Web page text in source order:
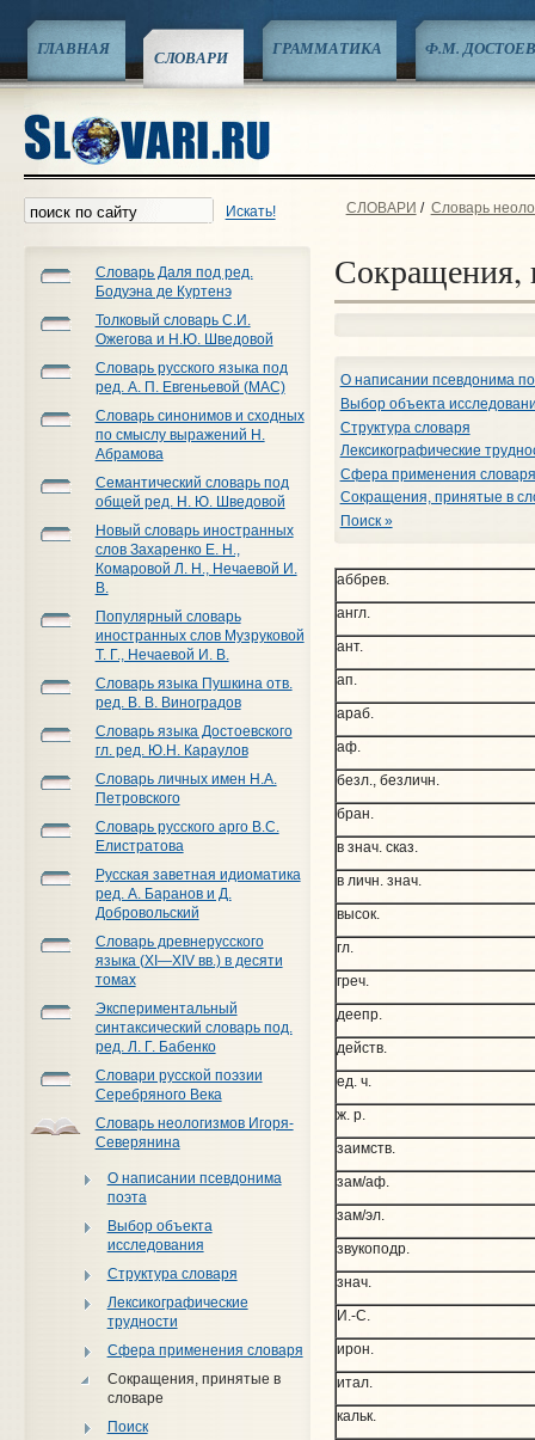
ГЛАВНАЯ СЛОВАРИ ГРАММАТИКА Ф.М.
Искать!
Словарь Даля под ред.
Бодуэна де Куртенэ
Толковый словарь С.И.
Ожегова и Н.Ю. Шведовой
Словарь русского языка под
ред. А. П. Евгеньевой (МАС)
Словарь синонимов и сходных
по смыслу выражений Н.
Абрамова
Семантический словарь под
общей ред. Н. Ю. Шведовой
Новый словарь иностранных
слов Захаренко Е. Н.,
Комаровой Л. Н., Нечаевой И.
В.
Популярный словарь
иностранных слов Музруковой
Т. Г., Нечаевой И. В.
Словарь языка Пушкина отв.
ред. В. В. Виноградов
Словарь языка Достоевского
гл. ред. Ю.Н. Караулов
Словарь личных имен Н.А.
Петровского
Словарь русского арго В.С.
Елистратова
Русская заветная идиоматика
ред. А. Баранов и Д.
Добровольский
Словарь древнерусского
языка (XI—XIV вв.) в десяти
томах
Экспериментальный
синтаксический словарь под.
ред. Л. Г. Бабенко
Словари русской поэзии
Серебряного Века
Словарь неологизмов Игоря-
Северянина
О написании псевдонима
поэта
Выбор объекта
исследования
Структура словаря
Лексикографические
трудности
Сфера применения словаря
Сокращения, принятые в
словаре
Поиск
СЛОВАРИ / Словарь
Сокращения,
О написании псевдонима
Выбор объекта
Структура словаря
Лексикографические
Сфера применения словаря
Сокращения, принятые в
Поиск »
аббрев.
англ.
ант.
ап.
араб.
аф.
безл., безличн.
бран.
в знач. сказ.
в личн. знач.
высок.
гл.
греч.
деепр.
действ.
ед. ч.
ж. р.
заимств.
зам/аф.
зам/эл.
звукоподр.
знач.
И.-С.
ирон.
итал.
кальк.